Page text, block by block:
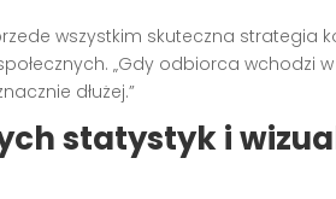
wszystkim skuteczna strategia
„Gdy odbiorca wchodzi
dłużej.”
statystyk i